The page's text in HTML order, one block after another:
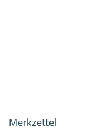
Merkzettel